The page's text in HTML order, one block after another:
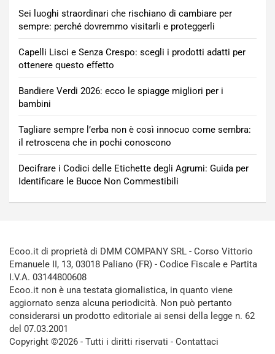
Sei luoghi straordinari che rischiano di cambiare per
sempre: perché dovremmo visitarli e proteggerli
Capelli Lisci e Senza Crespo: scegli i prodotti adatti per
ottenere questo effetto
Bandiere Verdi 2026: ecco le spiagge migliori per i
bambini
Tagliare sempre l’erba non è così innocuo come sembra:
il retroscena che in pochi conoscono
Decifrare i Codici delle Etichette degli Agrumi: Guida per
Identificare le Bucce Non Commestibili
Ecoo.it di proprietà di DMM COMPANY SRL - Corso Vittorio
Emanuele II, 13, 03018 Paliano (FR) - Codice Fiscale e Partita
I.V.A. 03144800608
Ecoo.it non è una testata giornalistica, in quanto viene
aggiornato senza alcuna periodicità. Non può pertanto
considerarsi un prodotto editoriale ai sensi della legge n. 62
del 07.03.2001
Copyright ©2026 - Tutti i diritti riservati - Contattaci